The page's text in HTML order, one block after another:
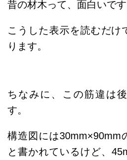
昔の材木って、面白いです
こうした表示を読むだけ
ります。
ちなみに、この筋違は
す。
構造図には30mm×90mm
と書かれているけど、